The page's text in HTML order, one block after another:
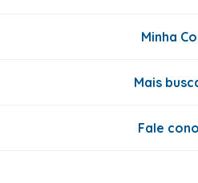
Minha
Mais
Fale